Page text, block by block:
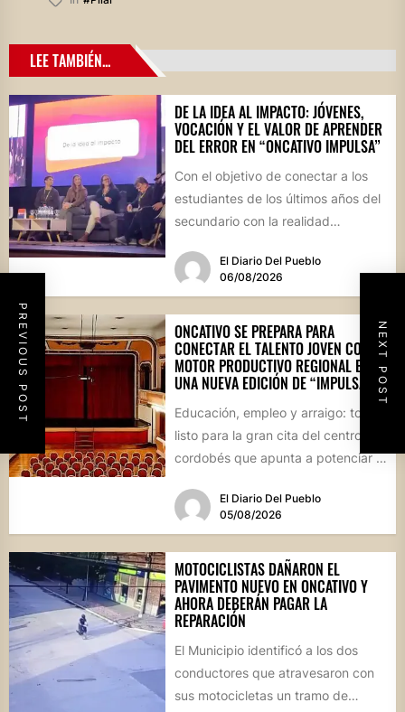
PREVIOUS POST NEXT POST
LEE TAMBIÉN...
DE LA IDEA AL IMPACTO: JÓVENES,
VOCACIÓN Y EL VALOR DE APRENDER
DEL ERROR EN “ONCATIVO IMPULSA”
Con el objetivo de conectar a los
estudiantes de los últimos años del
secundario con la realidad
El Diario Del Pueblo
06/08/2026
ONCATIVO SE PREPARA PARA
CONECTAR EL TALENTO JOVEN CON EL
MOTOR PRODUCTIVO REGIONAL EN
UNA NUEVA EDICIÓN DE “IMPULSA”
Educación, empleo y arraigo: todo
listo para la gran cita del centro
cordobés que apunta a potenciar el
El Diario Del Pueblo
05/08/2026
MOTOCICLISTAS DAÑARON EL
PAVIMENTO NUEVO EN ONCATIVO Y
AHORA DEBERÁN PAGAR LA
REPARACIÓN
El Municipio identificó a los dos
conductores que atravesaron con
sus motocicletas un tramo de